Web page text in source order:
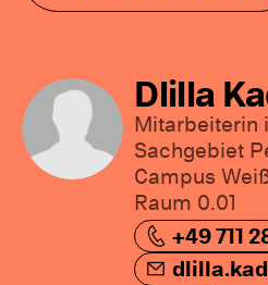
Dlilla
Mitarbeiterin
Sachgebiet
Campus
Raum 0.01
+49 711